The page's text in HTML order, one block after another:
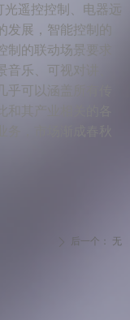
遥控控制、电器远
发展，智能控制的
的联动场景要求
乐、可视对讲、
可以涵盖所有传
其产业相关的各
，市场渐成春秋
ꄲ 后一个： 无